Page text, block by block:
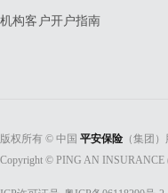
机构客户开户指南
版权所有 © 中国 平安保险 （集团
Copyright © PING AN INSURANCE